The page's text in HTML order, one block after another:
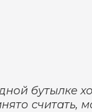
бутылке
считать,